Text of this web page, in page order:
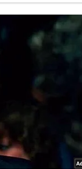
gewürzten
etwa 15 Minuten
in der Röhre
erhitzen, dann